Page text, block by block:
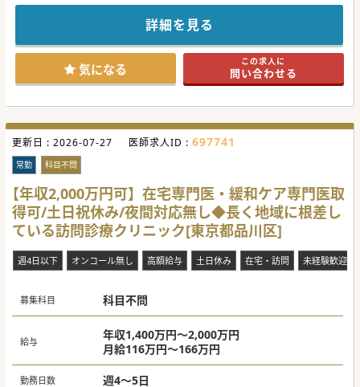
る先生方に人気の在宅医専門医の取得が可能です。
■認知症の専門医、緩和医療学会専門医も取得可能ですの
で、在宅診療のスペシャリストを目指すことができる環境で
す。
■理事長が神経内科がご専門であるため、神経難病の患者さ
んもおりますが、内科・リウマチ科など幅広く診療して頂け
■経験豊富な常勤医師が多数在籍し充実したOJT体制が構築
しているため、訪問診療未経験の方や手技から離れておられ
る方も安心です。
■院長先生は面倒見の良い在宅指導医の方でして、スタッフ
とのコミュニケーションや連携をとても大切にしています。
■土日・祝日はお休み！夜間の対応は基本的に非常勤医師が
行うため、ワークライフバランスを重視したご勤務が叶いま
す。
【募集背景】
■患者数増加に伴い、診療体制の強化を目指して募集。ルー
ト数も二桁を超えており、地域からのニーズが高い医療機関
■将来開業をお考えの方もご応募が可能です。資格取得を目
指しながら、クリニック経営について学ぶことができます。
#秋入職可
詳細を見る
気になる この求人に
問い合わせる
更新日 : 2026-07-27 医師求人ID : 697741
常勤 科目不問
【年収2,000万円可】在宅専門医・緩和ケア専門医取
得可/土日祝休み/夜間対応無し◆長く地域に根差し
ている訪問診療クリニック[東京都品川区]
週4日以下 オンコール無し 高額給与 土日休み 在宅・訪問 未経験歓迎
募集科目 科目不問
給与
年収1,400万円～2,000万円
月給116万円～166万円
勤務日数 週4～5日